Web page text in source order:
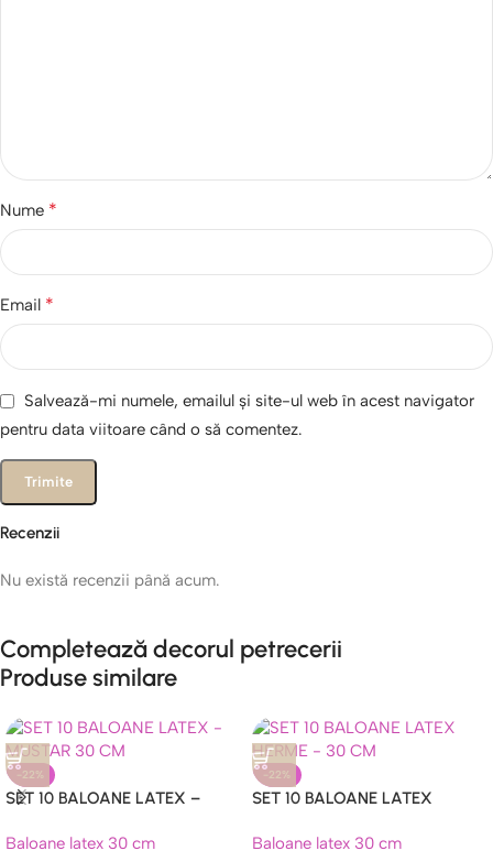
Recenzii
Nu există recenzii până acum.
Nume *
Email *
Salvează-mi numele, emailul și site-ul web în acest navigator
pentru data viitoare când o să comentez.
Completează decorul petrecerii
Produse similare
-22%
SET 10 BALOANE LATEX –
Baloane latex 30 cm
-22%
SET 10 BALOANE LATEX
Baloane latex 30 cm